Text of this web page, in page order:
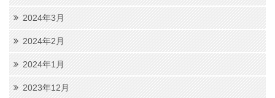
2024年3月
2024年2月
2024年1月
2023年12月